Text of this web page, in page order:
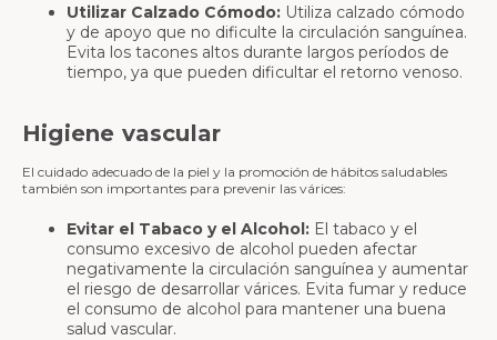
Utilizar Calzado Cómodo: Utiliza calzado cómodo
y de apoyo que no dificulte la circulación sanguínea.
Evita los tacones altos durante largos períodos de
tiempo, ya que pueden dificultar el retorno venoso.
Higiene vascular
El cuidado adecuado de la piel y la promoción de hábitos saludables
también son importantes para prevenir las várices:
Evitar el Tabaco y el Alcohol: El tabaco y el
consumo excesivo de alcohol pueden afectar
negativamente la circulación sanguínea y aumentar
el riesgo de desarrollar várices. Evita fumar y reduce
el consumo de alcohol para mantener una buena
salud vascular.